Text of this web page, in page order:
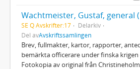
SE Q Avskrifter:17
Delarkiv
Del avAvskriftssamlingen
Brev, fullmakter, kartor, rapporter,
bemärkta officerare under finska krigen
Fotokopia av original från